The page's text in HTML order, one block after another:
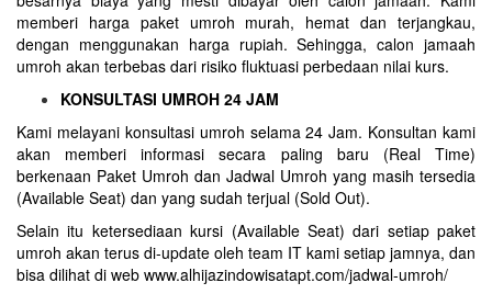
memberi harga paket umroh murah, hemat dan terjangkau,
dengan menggunakan harga rupiah. Sehingga, calon jamaah
umroh akan terbebas dari risiko fluktuasi perbedaan nilai kurs.
KONSULTASI UMROH 24 JAM
Kami melayani konsultasi umroh selama 24 Jam. Konsultan kami
akan memberi informasi secara paling baru (Real Time)
berkenaan Paket Umroh dan Jadwal Umroh yang masih tersedia
(Available Seat) dan yang sudah terjual (Sold Out).
Selain itu ketersediaan kursi (Available Seat) dari setiap paket
umroh akan terus di-update oleh team IT kami setiap jamnya, dan
bisa dilihat di web www.alhijazindowisatapt.com/jadwal-umroh/